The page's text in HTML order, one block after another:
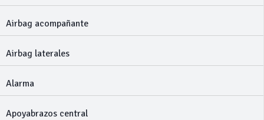
Airbag acompañante
Airbag laterales
Alarma
Apoyabrazos central